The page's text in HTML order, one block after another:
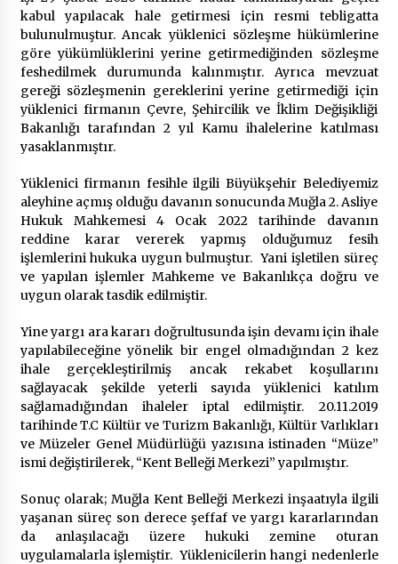
Başkan Aras “Bizler Günü Kurtaran Değil, Yarını
Kuran İşler İçin Çalışacağız”
9 ay ago
Seydikemer Belediye Meclisi Ekim Ayı
“Hiç Kimse Kaçak Yapım Legalleşecek Ümidinde
Olmamalı”
2 yıl ago
Muğla’da Çoğunluk CHP’de
kabul yapılacak hale getirmesi için resmi tebligatta
bulunulmuştur. Ancak yüklenici sözleşme hükümlerine
göre yükümlüklerini yerine getirmediğinden sözleşme
feshedilmek durumunda kalınmıştır. Ayrıca mevzuat
gereği sözleşmenin gereklerini yerine getirmediği için
yüklenici firmanın Çevre, Şehircilik ve İklim Değişikliği
Bakanlığı tarafından 2 yıl Kamu ihalelerine katılması
yasaklanmıştır.
Yüklenici firmanın fesihle ilgili Büyükşehir Belediyemiz
aleyhine açmış olduğu davanın sonucunda Muğla 2. Asliye
Hukuk Mahkemesi 4 Ocak 2022 tarihinde davanın
reddine karar vererek yapmış olduğumuz fesih
işlemlerini hukuka uygun bulmuştur. Yani işletilen süreç
ve yapılan işlemler Mahkeme ve Bakanlıkça doğru ve
uygun olarak tasdik edilmiştir.
Yine yargı ara kararı doğrultusunda işin devamı için ihale
yapılabileceğine yönelik bir engel olmadığından 2 kez
ihale gerçekleştirilmiş ancak rekabet koşullarını
sağlayacak şekilde yeterli sayıda yüklenici katılım
sağlamadığından ihaleler iptal edilmiştir. 20.11.2019
tarihinde T.C Kültür ve Turizm Bakanlığı, Kültür Varlıkları
ve Müzeler Genel Müdürlüğü yazısına istinaden “Müze”
ismi değiştirilerek, “Kent Belleği Merkezi” yapılmıştır.
Sonuç olarak; Muğla Kent Belleği Merkezi inşaatıyla ilgili
yaşanan süreç son derece şeffaf ve yargı kararlarından
da anlaşılacağı üzere hukuki zemine oturan
uygulamalarla işlemiştir. Yüklenicilerin hangi nedenlerle